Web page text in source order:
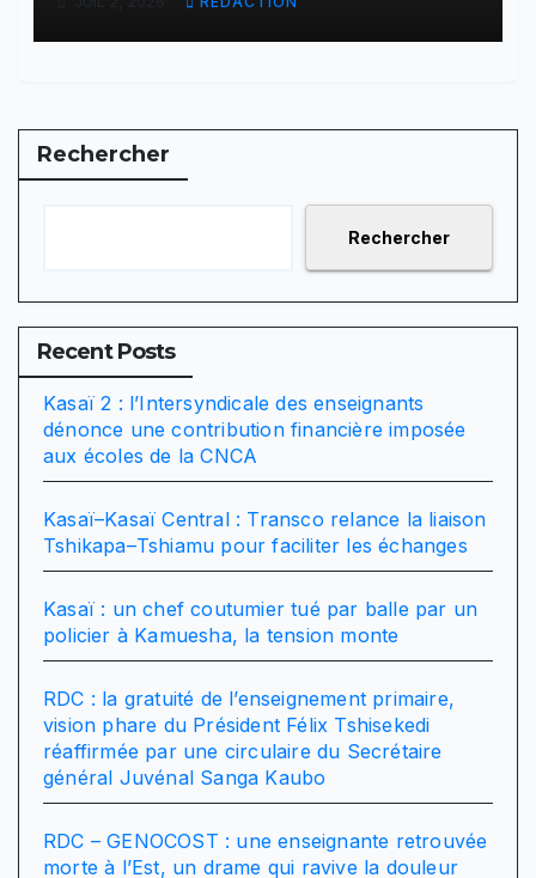
lieux inconnus à Goma
Rechercher
Rechercher
Recent Posts
Kasaï 2 : l’Intersyndicale des enseignants
dénonce une contribution financière imposée
aux écoles de la CNCA
Kasaï–Kasaï Central : Transco relance la liaison
Tshikapa–Tshiamu pour faciliter les échanges
Kasaï : un chef coutumier tué par balle par un
policier à Kamuesha, la tension monte
RDC : la gratuité de l’enseignement primaire,
vision phare du Président Félix Tshisekedi
réaffirmée par une circulaire du Secrétaire
général Juvénal Sanga Kaubo
RDC – GENOCOST : une enseignante retrouvée
morte à l’Est, un drame qui ravive la douleur